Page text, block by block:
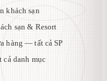
khách sạn
sạn & Resort
hàng — tất cả SP
cả danh mục